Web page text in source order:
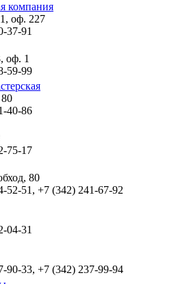
компания
оф. 227
37-91
оф. 1
59-99
40-86
75-17
80
52-51, +7 (342) 241-67-92
04-31
90-33, +7 (342) 237-99-94